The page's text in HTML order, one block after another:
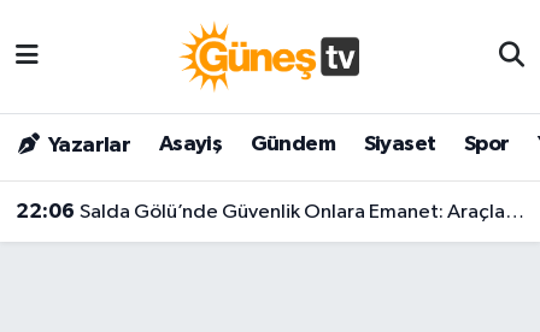
Yazarlar Asayiş Gündem Siyaset Spor
22:06 Salda Gölü’nde Güvenlik Onlara Emanet: Araçların Giremediği Noktalarda Nöbet Başladı!
Bilim & Teknoloji
Dünya
Malatya Nöbetçi Eczaneler
Malatya Hava Durumu
Malatya Namaz Vakitleri